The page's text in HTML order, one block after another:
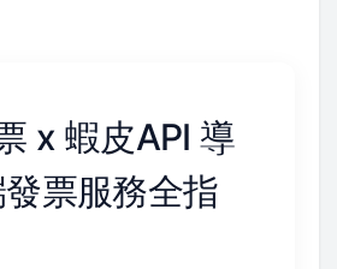
x 蝦皮API 導
票服務全指